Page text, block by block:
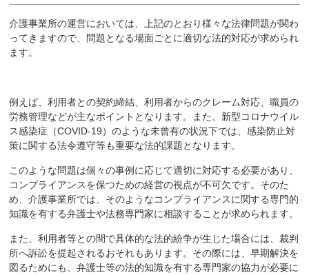
介護事業所の運営においては、上記のとおり様々な法律問題が関わ
ってきますので、問題となる場面ごとに適切な法的対応が求められ
ます。
例えば、利用者との契約締結、利用者からのクレーム対応、職員の
労務管理などが主なポイントとなります。また、新型コロナウイル
ス感染症（COVID-19）のような未曾有の状況下では、感染防止対
策に関する法令遵守等も重要な法的課題となります。
このような問題は個々の事例に応じて適切に対応する必要があり、
コンプライアンスを保つための経営の視点が不可欠です。そのた
め、介護事業所では、そのようなコンプライアンスに関する専門的
知識を有する弁護士や法務専門家に相談することが求められます。
また、利用者等との間で具体的な法的紛争が生じた場合には、裁判
所へ訴訟を提起されるおそれもあります。その際には、早期解決を
図るためにも、弁護士等の法的知識を有する専門家の協力が必要に